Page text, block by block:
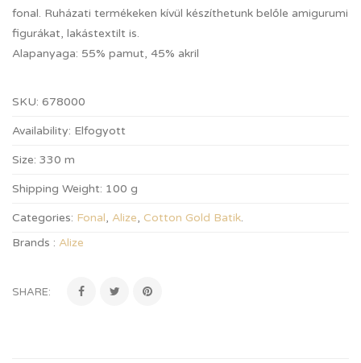
fonal. Ruházati termékeken kívül készíthetunk belőle amigurumi
figurákat, lakástextilt is.
Alapanyaga: 55% pamut, 45% akril
SKU: 678000
Availability: Elfogyott
Size: 330 m
Shipping Weight: 100 g
Categories: Fonal, Alize, Cotton Gold Batik.
Brands : Alize
SHARE: